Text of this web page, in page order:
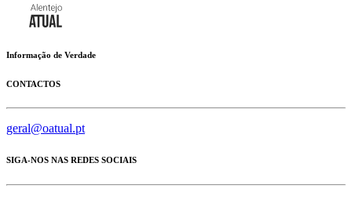
Informação de Verdade
CONTACTOS
geral@oatual.pt
SIGA-NOS NAS REDES SOCIAIS